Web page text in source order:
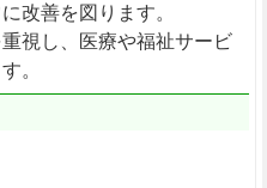
改善を図ります。
視し、医療や福祉サービ
。